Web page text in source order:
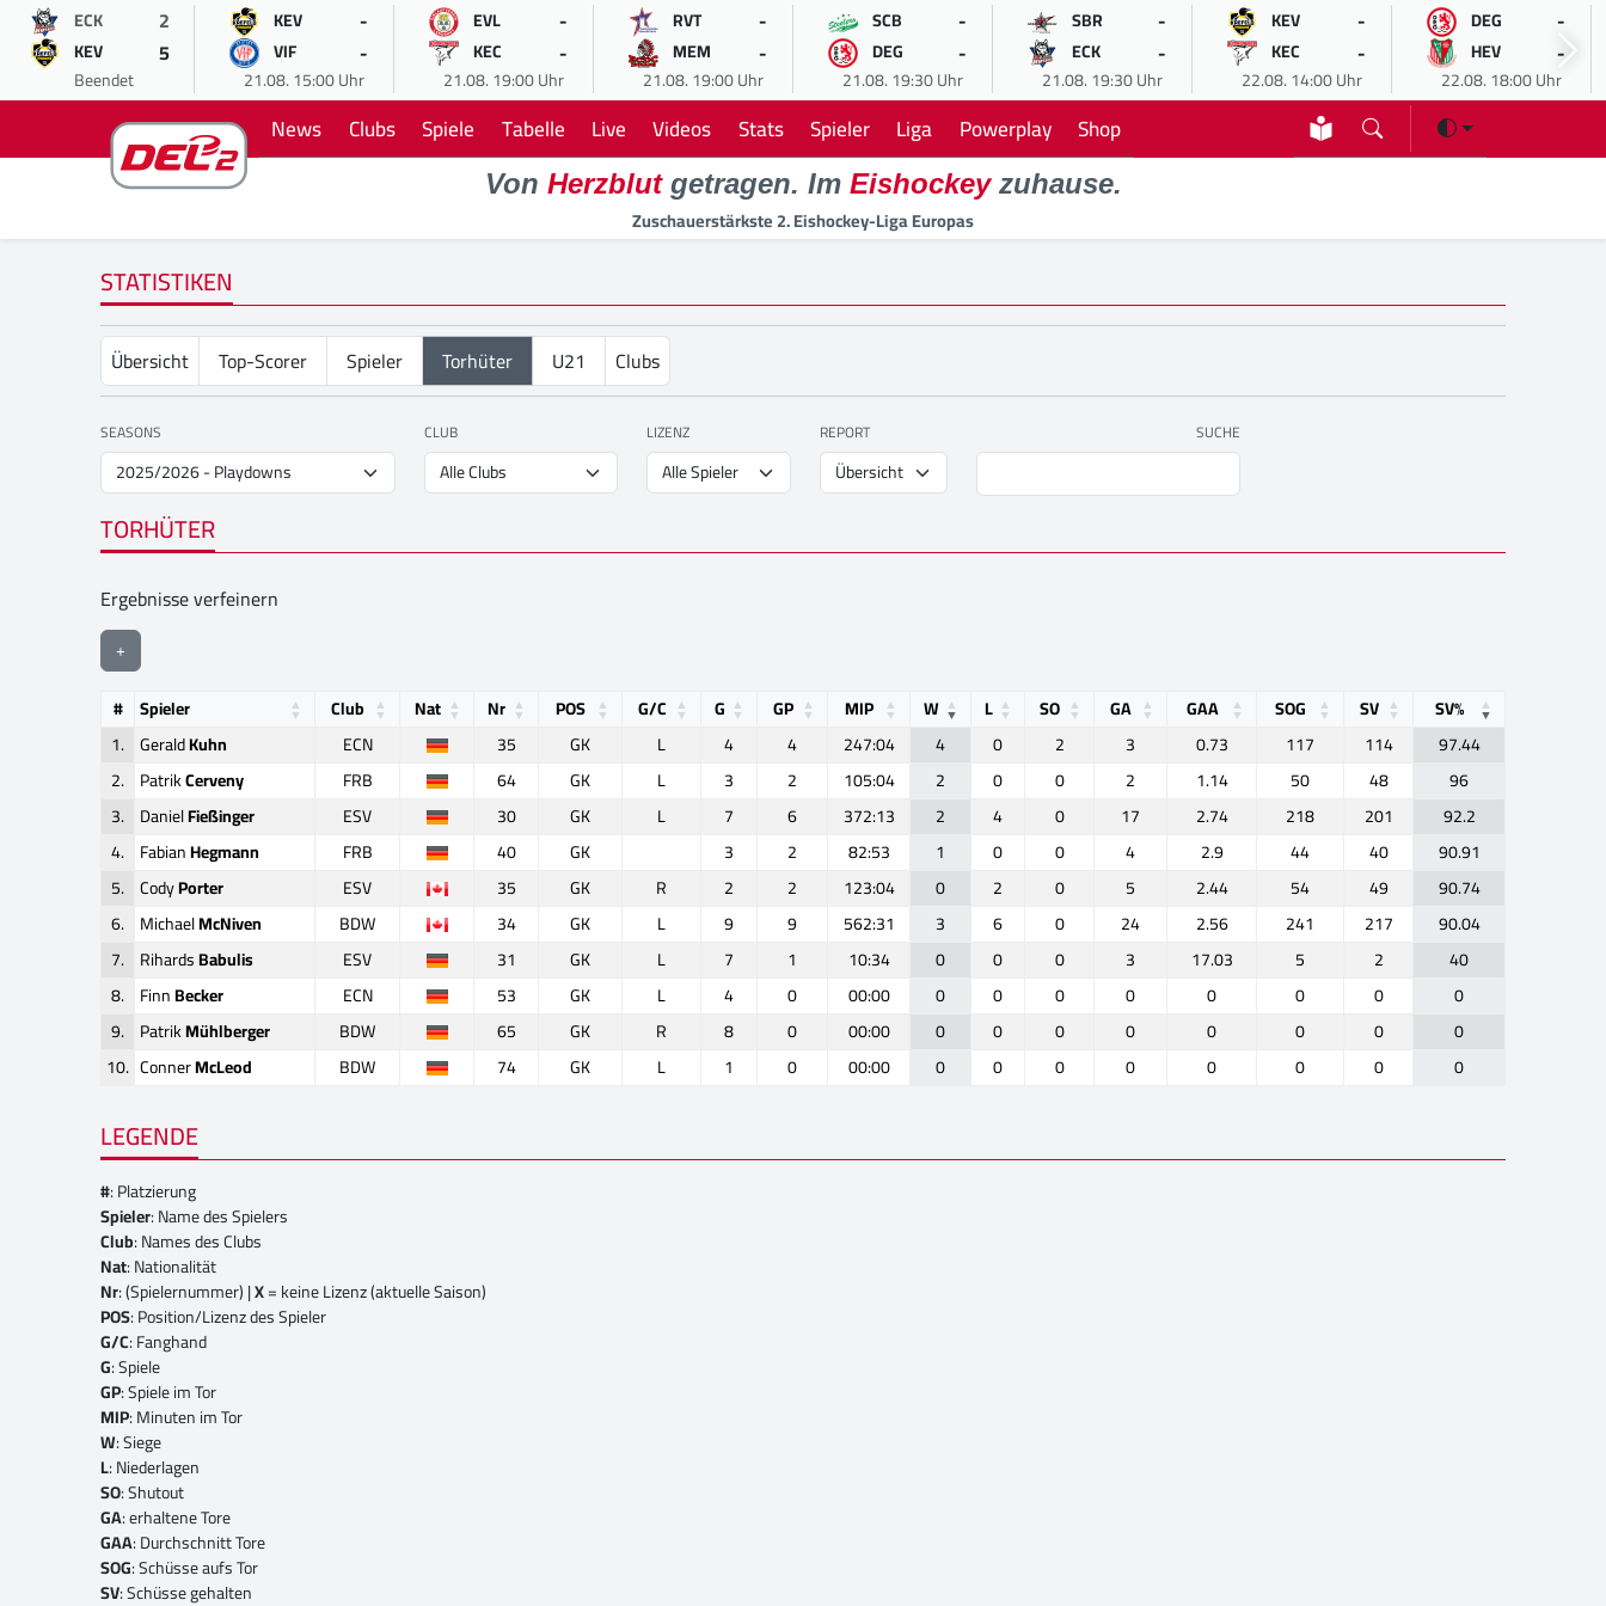
ECK 2
KEV 5
Beendet
KEV -
VIF -
21.08. 15:00 Uhr
EVL -
KEC -
21.08. 19:00 Uhr
RVT -
MEM -
21.08. 19:00 Uhr
SCB -
DEG -
21.08. 19:30 Uhr
SBR -
ECK -
21.08. 19:30 Uhr
KEV -
KEC -
22.08. 14:00 Uhr
DEG -
HEV -
22.08. 18:00 Uhr
News Clubs Spiele Tabelle Live Videos Stats Spieler Liga Powerplay Shop
Von Herzblutgetragen. Im Eishockeyzuhause.
Zuschauerstärkste 2. Eishockey-Liga Europas
STATISTIKEN
Übersicht Top-Scorer Spieler Torhüter U21 Clubs
SEASONS CLUB LIZENZ REPORT SUCHE
TORHÜTER
Ergebnisse verfeinern
+
# Spieler Club Nat Nr POS G/C G GP MIP W L SO GA GAA SOG SV
SV%
1. GeraldKuhn ECN 35 GK L 4 4 247:04 4 0 2 3 0.73 117 114
97.44
2. PatrikCerveny FRB 64 GK L 3 2 105:04 2 0 0 2 1.14 50 48
96
3. DanielFießinger ESV 30 GK L 7 6 372:13 2 4 0 17 2.74 218 201
92.2
4. FabianHegmann FRB 40 GK 3 2 82:53 1 0 0 4 2.9 44 40
90.91
5. CodyPorter ESV 35 GK R 2 2 123:04 0 2 0 5 2.44 54 49
90.74
6. MichaelMcNiven BDW 34 GK L 9 9 562:31 3 6 0 24 2.56 241 217
90.04
7. RihardsBabulis ESV 31 GK L 7 1 10:34 0 0 0 3 17.03 5 2
40
8. FinnBecker ECN 53 GK L 4 0 00:00 0 0 0 0 0 0 0
0
9. PatrikMühlberger BDW 65 GK R 8 0 00:00 0 0 0 0 0 0 0
0
10. ConnerMcLeod BDW 74 GK L 1 0 00:00 0 0 0 0 0 0 0 0
LEGENDE
#: Platzierung
Spieler: Name des Spielers
Club: Names des Clubs
Nat: Nationalität
Nr: (Spielernummer) |X= keine Lizenz (aktuelle Saison)
POS: Position/Lizenz des Spieler
G/C: Fanghand
G: Spiele
GP: Spiele im Tor
MIP: Minuten im Tor
W: Siege
L: Niederlagen
SO: Shutout
GA: erhaltene Tore
GAA: Durchschnitt Tore
SOG: Schüsse aufs Tor
SV: Schüsse gehalten